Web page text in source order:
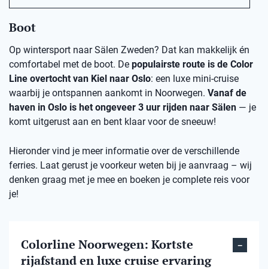
Boot
Op wintersport naar Sälen Zweden? Dat kan makkelijk én
comfortabel met de boot. De populairste route is de Color
Line overtocht van Kiel naar Oslo: een luxe mini-cruise
waarbij je ontspannen aankomt in Noorwegen. Vanaf de
haven in Oslo is het ongeveer 3 uur rijden naar Sälen — je
komt uitgerust aan en bent klaar voor de sneeuw!
Hieronder vind je meer informatie over de verschillende
ferries. Laat gerust je voorkeur weten bij je aanvraag – wij
denken graag met je mee en boeken je complete reis voor
je!
Colorline Noorwegen: Kortste
rijafstand en luxe cruise ervaring